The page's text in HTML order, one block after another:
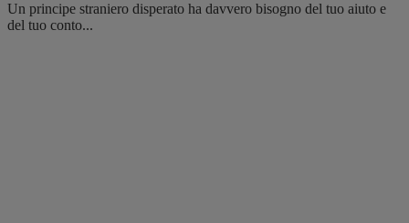
Un principe straniero disperato ha davvero bisogno del tuo aiuto e
del tuo conto...